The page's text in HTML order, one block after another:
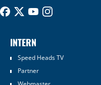
INTERN
Speed Heads TV
Partner